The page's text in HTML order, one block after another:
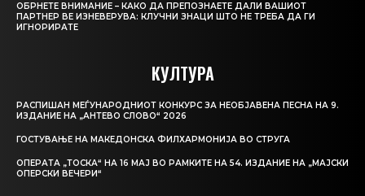
ОБРНЕТЕ ВНИМАНИЕ – КАКО ДА ПРЕПОЗНАЕТЕ ДАЛИ ВАШИОТ
ПАРТНЕР ВЕ ИЗНЕВЕРУВА: КЛУЧНИ ЗНАЦИ ШТО НЕ ТРЕБА ДА ГИ
ИГНОРИРАТЕ
КУЛТУРА
РАСПИШАН МЕЃУНАРОДНИОТ КОНКУРС ЗА НЕОБЈАВЕНА ПЕСНА НА 9.
ИЗДАНИЕ НА „АНТЕВО СЛОВО“ 2026
ГОСТУВАЊЕ НА МАКЕДОНСКА ФИЛХАРМОНИЈА ВО СТРУГА
ОПЕРАТА „ТОСКА“ НА 16 МАЈ ВО РАМКИТЕ НА 54. ИЗДАНИЕ НА „МАЈСКИ
ОПЕРСКИ ВЕЧЕРИ“